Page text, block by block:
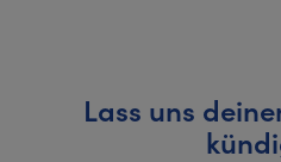
Lass uns